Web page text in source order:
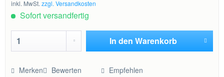
inkl. MwSt.zzgl. Versandkosten
Sofort versandfertig
In den Warenkorb
Merken Bewerten Empfehlen